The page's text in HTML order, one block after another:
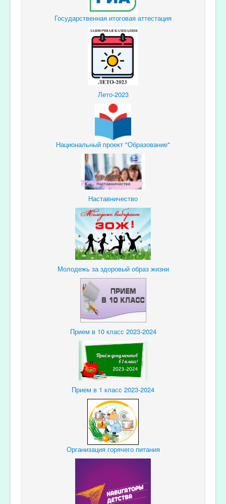
Государственная итоговая аттестация
Лето-2023
Национальный проект "Образование"
Наставничество
Молодежь за здоровый образ жизни
Прием в 10 класс 2023-2024
Прием в 1 класс 2023-2024
Организация горячего питания